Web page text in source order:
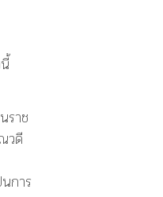
ราช
วดี
การ